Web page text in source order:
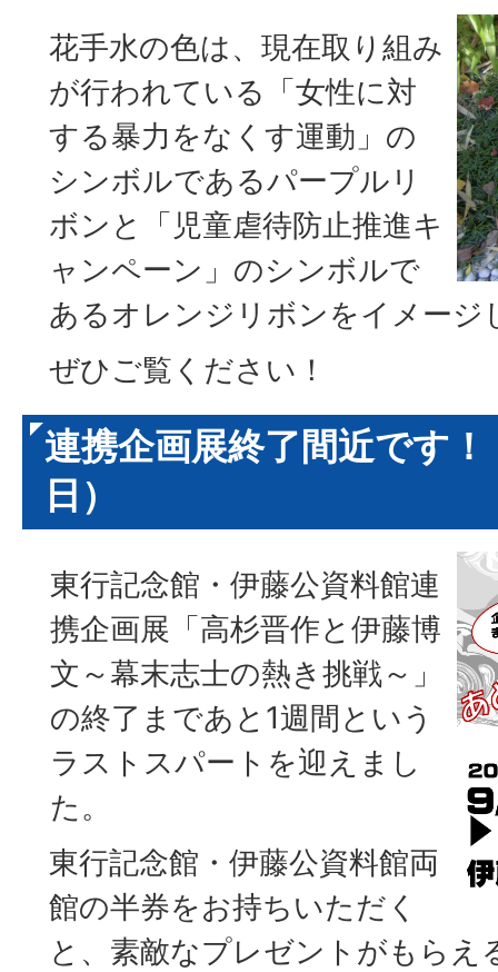
花手水の色は、現在取り組み
が行われている「女性に対
する暴力をなくす運動」の
シンボルであるパープルリ
ボンと「児童虐待防止推進キ
ャンペーン」のシンボルで
あるオレンジリボンをイメージ
ぜひご覧ください！
連携企画展終了間近です！
日）
東行記念館・伊藤公資料館連
携企画展「高杉晋作と伊藤博
文～幕末志士の熱き挑戦～」
の終了まであと1週間という
ラストスパートを迎えまし
た。
東行記念館・伊藤公資料館両
館の半券をお持ちいただく
と、素敵なプレゼントがもらえ